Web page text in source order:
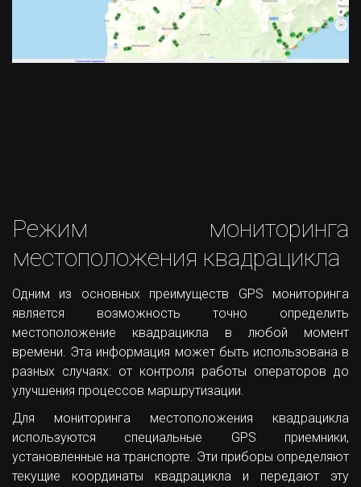
Режим мониторинга
местоположения квадрацикла
Одним из основных преимуществ GPS мониторинга
является возможность точно определить
местоположение квадрацикла в любой момент
времени. Эта информация может быть использована в
разных случаях: от контроля работы операторов до
улучшения процессов маршрутизации.
Для мониторинга местоположения квадрацикла
используются специальные GPS приемники,
установленные на транспорте. Эти приборы определяют
текущие координаты квадрацикла и передают эту